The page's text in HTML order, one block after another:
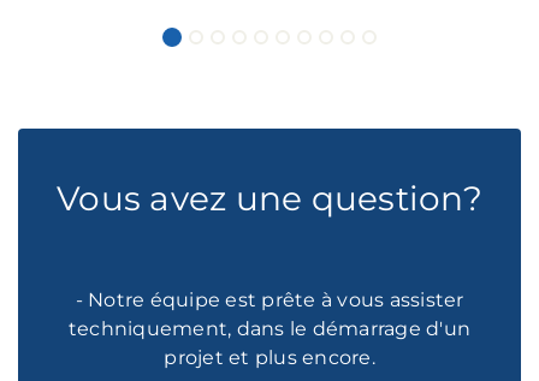
Vous avez une question?
- Notre équipe est prête à vous assister
techniquement, dans le démarrage d'un
projet et plus encore.